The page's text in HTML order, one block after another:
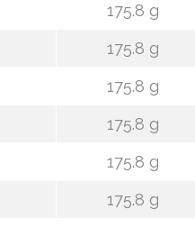
175.8 g
175.8 g
175.8 g
175.8 g
175.8 g
175.8 g